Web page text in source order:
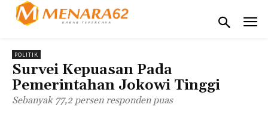
POLITIK
Survei Kepuasan Pada
Pemerintahan Jokowi Tinggi
Sebanyak 77,2 persen responden puas